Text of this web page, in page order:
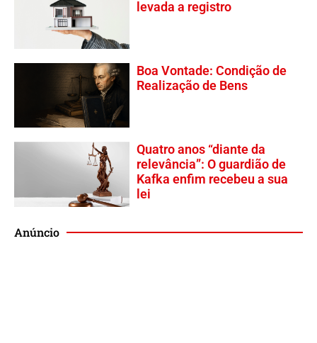
levada a registro
Boa Vontade: Condição de
Realização de Bens
Quatro anos “diante da
relevância”: O guardião de
Kafka enfim recebeu a sua
lei
Anúncio